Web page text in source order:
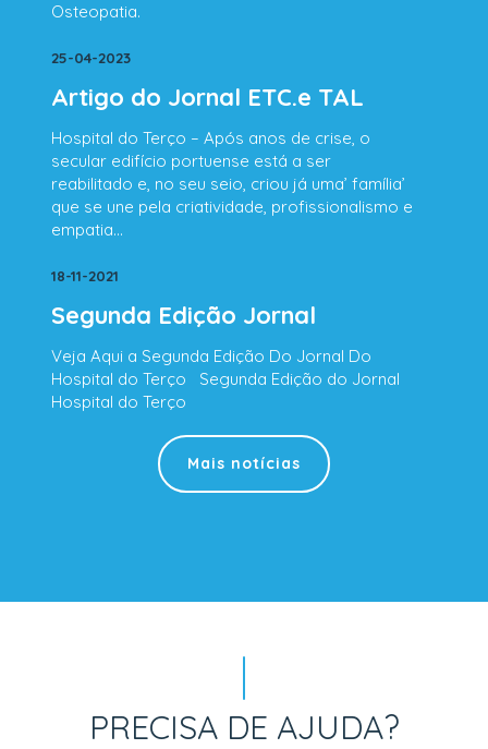
Osteopatia.
25-04-2023
Artigo do Jornal ETC.e TAL
Hospital do Terço – Após anos de crise, o
secular edifício portuense está a ser
reabilitado e, no seu seio, criou já uma’ família’
que se une pela criatividade, profissionalismo e
empatia…
18-11-2021
Segunda Edição Jornal
Veja Aqui a Segunda Edição Do Jornal Do
Hospital do Terço Segunda Edição do Jornal
Hospital do Terço
Mais notícias
PRECISA DE AJUDA?